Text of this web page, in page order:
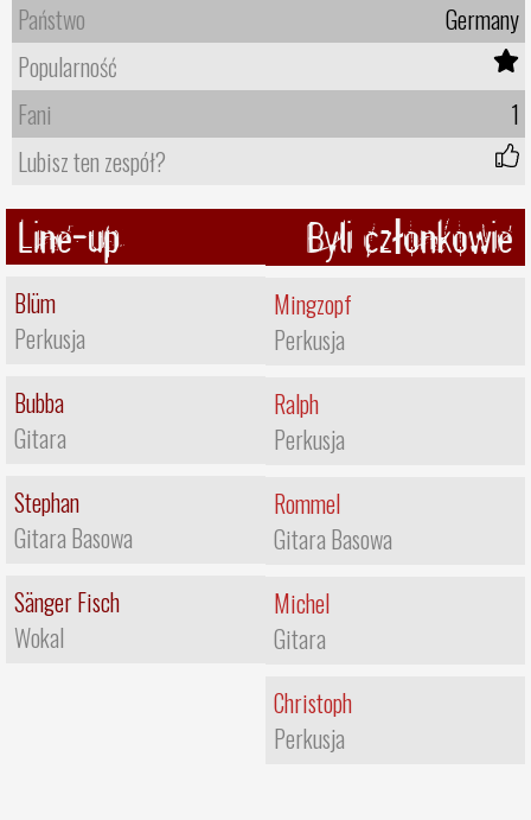
Państwo
Germany
Popularność
Fani
1
Lubisz ten zespół?
Line-up
Blüm
Perkusja
Bubba
Gitara
Stephan
Gitara Basowa
Sänger Fisch
Wokal
Byli członkowie
Mingzopf
Perkusja
Ralph
Perkusja
Rommel
Gitara Basowa
Michel
Gitara
Christoph
Perkusja